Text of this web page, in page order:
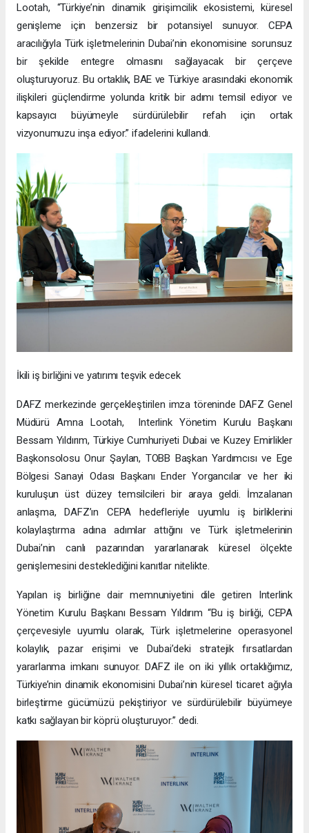
Lootah, “Türkiye’nin dinamik girişimcilik ekosistemi, küresel
genişleme için benzersiz bir potansiyel sunuyor. CEPA
aracılığıyla Türk işletmelerinin Dubai’nin ekonomisine sorunsuz
bir şekilde entegre olmasını sağlayacak bir çerçeve
oluşturuyoruz. Bu ortaklık, BAE ve Türkiye arasındaki ekonomik
ilişkileri güçlendirme yolunda kritik bir adımı temsil ediyor ve
kapsayıcı büyümeyle sürdürülebilir refah için ortak
vizyonumuzu inşa ediyor.” ifadelerini kullandı.
İkili iş birliğini ve yatırımı teşvik edecek
DAFZ merkezinde gerçekleştirilen imza töreninde DAFZ Genel
Müdürü Amna Lootah, Interlink Yönetim Kurulu Başkanı
Bessam Yıldırım, Türkiye Cumhuriyeti Dubai ve Kuzey Emirlikler
Başkonsolosu Onur Şaylan, TOBB Başkan Yardımcısı ve Ege
Bölgesi Sanayi Odası Başkanı Ender Yorgancılar ve her iki
kuruluşun üst düzey temsilcileri bir araya geldi. İmzalanan
anlaşma, DAFZ’ın CEPA hedefleriyle uyumlu iş birliklerini
kolaylaştırma adına adımlar attığını ve Türk işletmelerinin
Dubai’nin canlı pazarından yararlanarak küresel ölçekte
genişlemesini desteklediğini kanıtlar nitelikte.
Yapılan iş birliğine dair memnuniyetini dile getiren Interlink
Yönetim Kurulu Başkanı Bessam Yıldırım “Bu iş birliği, CEPA
çerçevesiyle uyumlu olarak, Türk işletmelerine operasyonel
kolaylık, pazar erişimi ve Dubai’deki stratejik fırsatlardan
yararlanma imkanı sunuyor. DAFZ ile on iki yıllık ortaklığımız,
Türkiye’nin dinamik ekonomisini Dubai’nin küresel ticaret ağıyla
birleştirme gücümüzü pekiştiriyor ve sürdürülebilir büyümeye
katkı sağlayan bir köprü oluşturuyor.” dedi.